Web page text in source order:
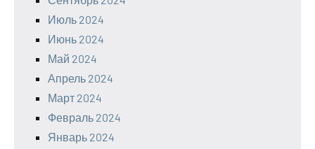
Июль 2024
Июнь 2024
Май 2024
Апрель 2024
Март 2024
Февраль 2024
Январь 2024